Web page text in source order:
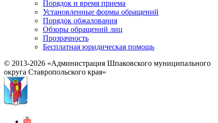
Порядок и время приема
Установленные формы обращений
Порядок обжалования
Обзоры обращений лиц
Прозрачность
Бесплатная юридическая помощь
© 2013-2026 «Администрация Шпаковского муниципального
округа Ставропольского края»